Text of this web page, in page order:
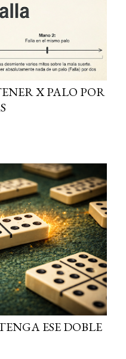
X PALO POR
ESE DOBLE